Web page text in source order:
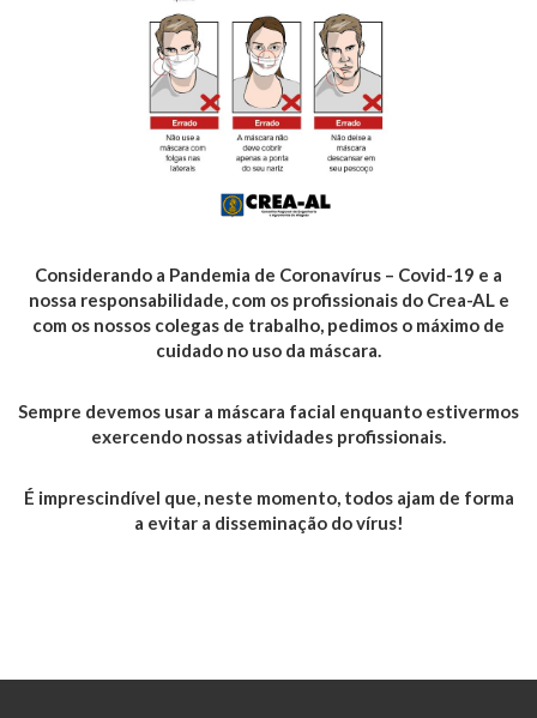
Considerando a Pandemia de Coronavírus – Covid-19 e a
nossa responsabilidade, com os profissionais do Crea-AL e
com os nossos colegas de trabalho, pedimos o máximo de
cuidado no uso da máscara.
Sempre devemos usar a máscara facial enquanto estivermos
exercendo nossas atividades profissionais.
É imprescindível que, neste momento, todos ajam de forma
a evitar a disseminação do vírus!